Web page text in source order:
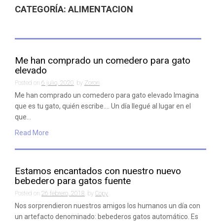
CATEGORÍA: ALIMENTACION
Me han comprado un comedero para gato
elevado
Posted on 6 julio, 2020 by Zorori
Me han comprado un comedero para gato elevado Imagina
que es tu gato, quién escribe…. Un día llegué al lugar en el
que…
Read More
Estamos encantados con nuestro nuevo
bebedero para gatos fuente
Posted on 26 febrero, 2018 by Copy
Nos sorprendieron nuestros amigos los humanos un día con
un artefacto denominado: bebederos gatos automático. Es